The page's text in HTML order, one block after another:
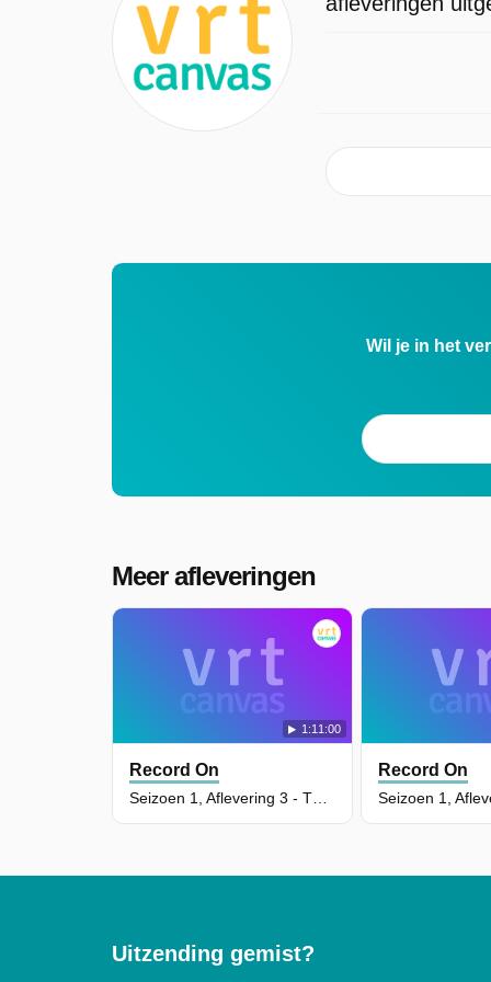
17:13 uur. Deze aflevering is voor het
eerst geplaatst op dinsdag 22 juli 2025.
Wil je in het
Meer afleveringen
1:11:00
Record On Record On
Uitzending gemist?